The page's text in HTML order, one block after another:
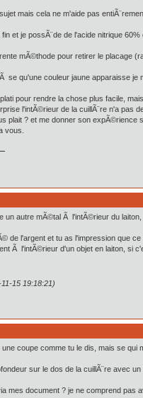
mais cela ne m'aide pas
et je possÃ¨de de l'acide nitrique
mÃ©thode pour retirer le placage
se qu'une couleur jaune apparaisse je
pour rendre la chose plus facile,
l'intÃ©rieur de la cuillÃ¨re n'a pas
plait ? et me donner son
vous.
un autre mÃ©tal Ã l'intÃ©rieur du
de l'argent et tu as l'impression que
Ã l'intÃ©rieur d'un objet en laiton, si
15 19:18:21)
coupe comme tu le dis, mais se qui
sur le dos de la cuillÃ¨re avec
mes document ? je ne comprend pas